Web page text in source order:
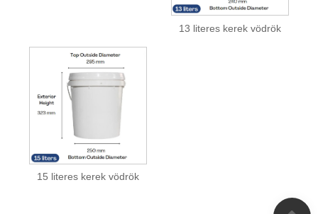
13 literes kerek vödrök
15 literes kerek vödrök